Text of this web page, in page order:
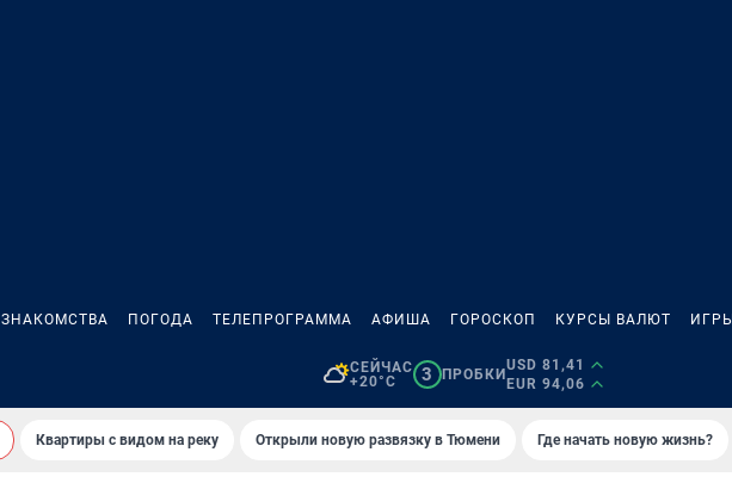
ЗНАКОМСТВА ПОГОДА ТЕЛЕПРОГРАММА АФИША ГОРОСКОП КУРСЫ ВАЛЮТ ИГРЫ
СЕЙЧАС
+20°C
3 ПРОБКИ
USD 81,41
EUR 94,06
Квартиры с видом на реку Открыли новую развязку в Тюмени Где начать новую жизнь?